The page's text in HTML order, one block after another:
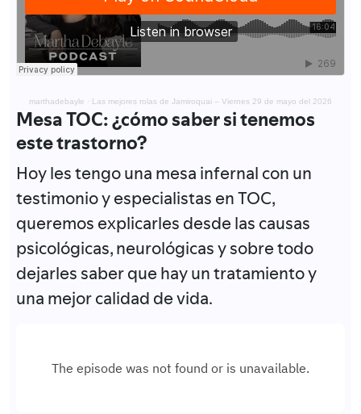
marthadebayle · Las mejores rolas de Jamiroquai – Viernes 29 de mayo del 2026
Mesa TOC: ¿cómo saber si tenemos
este trastorno?
Hoy les tengo una mesa infernal con un
testimonio y especialistas en TOC,
queremos explicarles desde las causas
psicológicas, neurológicas y sobre todo
dejarles saber que hay un tratamiento y
una mejor calidad de vida.